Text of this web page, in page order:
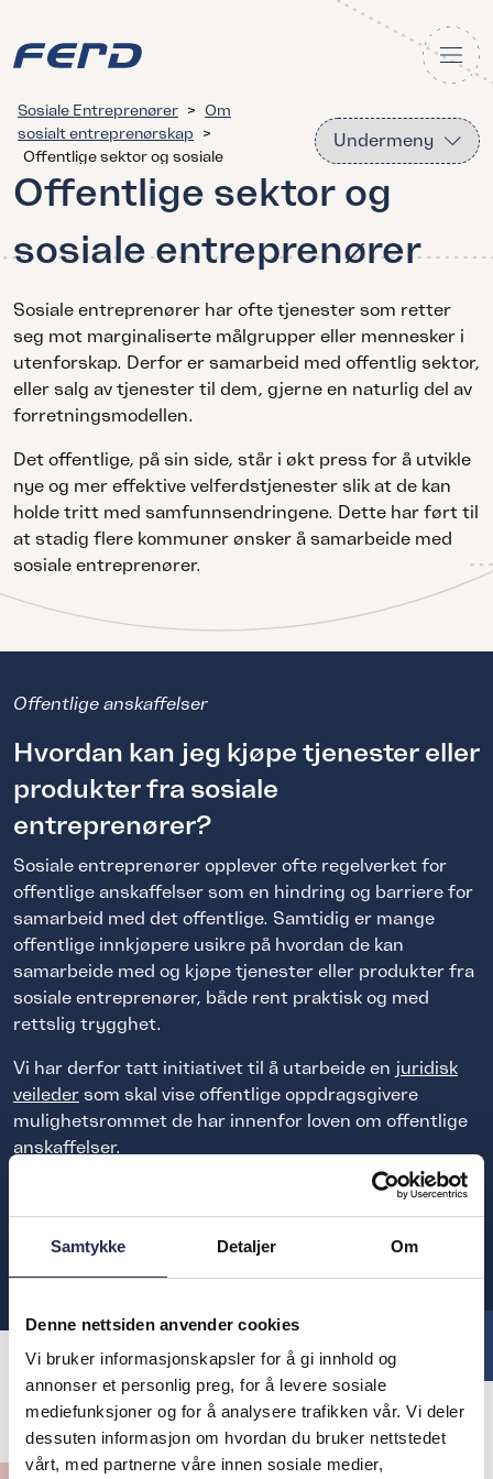
Samtykke Detaljer Om
Denne nettsiden anvender cookies
Vi bruker informasjonskapsler for å gi innhold og
annonser et personlig preg, for å levere sosiale
mediefunksjoner og for å analysere trafikken vår. Vi deler
dessuten informasjon om hvordan du bruker nettstedet
vårt, med partnerne våre innen sosiale medier,
Undermeny
Sosiale Entreprenører > Om
sosialt entreprenørskap >
Offentlige sektor og sosiale
entreprenører
Offentlige sektor og
sosiale entreprenører
Sosiale entreprenører har ofte tjenester som retter
seg mot marginaliserte målgrupper eller mennesker i
utenforskap. Derfor er samarbeid med offentlig sektor,
eller salg av tjenester til dem, gjerne en naturlig del av
forretningsmodellen.
Det offentlige, på sin side, står i økt press for å utvikle
nye og mer effektive velferdstjenester slik at de kan
holde tritt med samfunnsendringene. Dette har ført til
at stadig flere kommuner ønsker å samarbeide med
sosiale entreprenører.
Offentlige anskaffelser
Hvordan kan jeg kjøpe tjenester eller
produkter fra sosiale
entreprenører?
Sosiale entreprenører opplever ofte regelverket for
offentlige anskaffelser som en hindring og barriere for
samarbeid med det offentlige. Samtidig er mange
offentlige innkjøpere usikre på hvordan de kan
samarbeide med og kjøpe tjenester eller produkter fra
sosiale entreprenører, både rent praktisk og med
rettslig trygghet.
Vi har derfor tatt initiativet til å utarbeide en juridisk
veileder som skal vise offentlige oppdragsgivere
mulighetsrommet de har innenfor loven om offentlige
anskaffelser.
Lifetools. Fotograf: Simen Falck